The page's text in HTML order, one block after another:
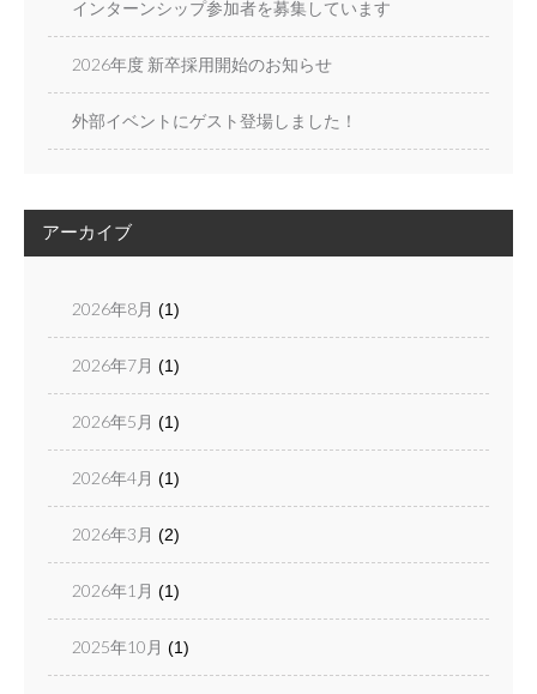
インターンシップ参加者を募集しています
2026年度 新卒採用開始のお知らせ
外部イベントにゲスト登場しました！
アーカイブ
2026年8月 (1)
2026年7月 (1)
2026年5月 (1)
2026年4月 (1)
2026年3月 (2)
2026年1月 (1)
2025年10月 (1)